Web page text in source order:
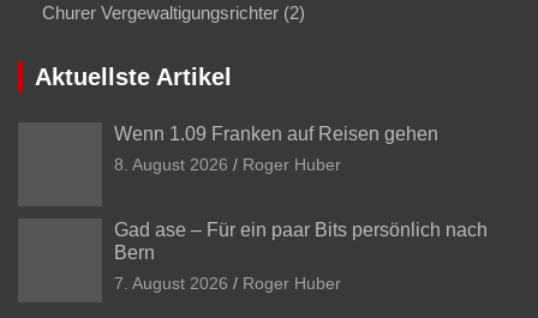
Churer Vergewaltigungsrichter (2)
Aktuellste Artikel
Wenn 1.09 Franken auf Reisen gehen
8. August 2026 Roger Huber
Gad ase – Für ein paar Bits persönlich nach
Bern
7. August 2026 Roger Huber